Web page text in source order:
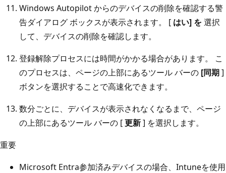
Windows Autopilot からのデバイスの削除を確認する警
告ダイアログ ボックスが表示されます。 [ はい] を選択
して、デバイスの削除を確認します。
登録解除プロセスには時間がかかる場合があります。 こ
のプロセスは、ページの上部にあるツール バーの [同期]
ボタンを選択することで高速化できます。
数分ごとに、デバイスが表示されなくなるまで、ページ
の上部にあるツール バーの [更新] を選択します。
重要
Microsoft Entra参加済みデバイスの場合、Intuneを使用